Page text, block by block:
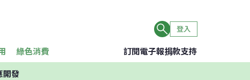
登入
綠色消費 訂閱電子報捐款支持
開發